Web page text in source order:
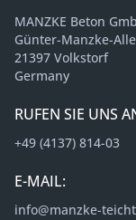
MANZKE Beton
Günter-Manzke-
21397 Volkstorf
Germany
RUFEN SIE UNS
+49 (4137) 814-03
E-MAIL:
info@manzke-